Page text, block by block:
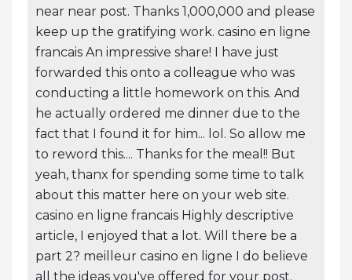
near near post. Thanks 1,000,000 and please
keep up the gratifying work. casino en ligne
francais An impressive share! I have just
forwarded this onto a colleague who was
conducting a little homework on this. And
he actually ordered me dinner due to the
fact that I found it for him... lol. So allow me
to reword this.... Thanks for the meal!! But
yeah, thanx for spending some time to talk
about this matter here on your web site.
casino en ligne francais Highly descriptive
article, I enjoyed that a lot. Will there be a
part 2? meilleur casino en ligne I do believe
all the ideas you've offered for your post.